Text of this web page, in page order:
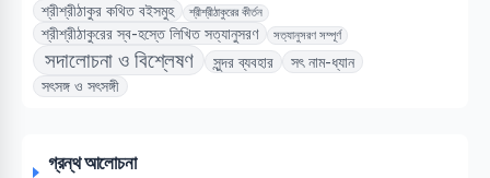
শ্রীশ্রীঠাকুর কথিত বইসমুহ
শ্রীশ্রীঠাকুরের কীর্তন
শ্রীশ্রীঠাকুরের স্ব-হস্তে লিখিত সত্যানুসরণ সত্যানুসরণ সম্পূর্ণ
সদালোচনা ও বিশ্লেষণ সুন্দর ব্যবহার
সৎ নাম-ধ্যান
সৎসঙ্গ ও সৎসঙ্গী
গ্রন্থ আলোচনা